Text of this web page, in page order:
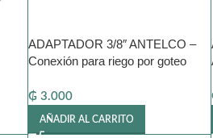
ADAPTADOR 3/8″ ANTELCO –
Conexión para riego por goteo
₲3.000
AÑADIR AL CARRITO